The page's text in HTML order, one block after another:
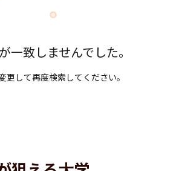
一致しませんでした。
更して再度検索してください。